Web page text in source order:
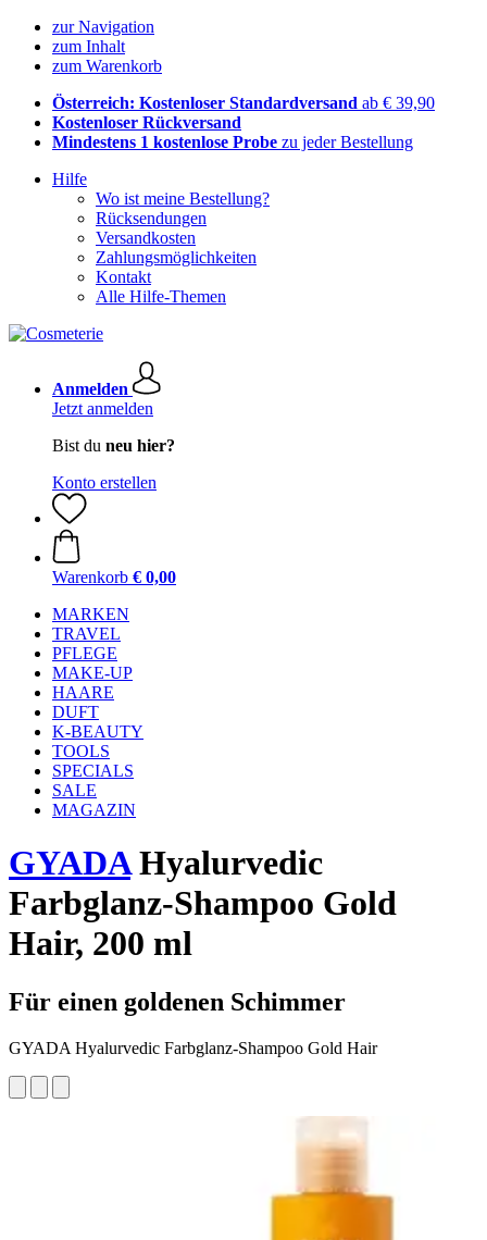
zur Navigation
zum Inhalt
zum Warenkorb
Österreich: Kostenloser Standardversand ab € 39,90
Kostenloser Rückversand
Mindestens 1 kostenlose Probe zu jeder Bestellung
Hilfe
Wo ist meine Bestellung?
Rücksendungen
Versandkosten
Zahlungsmöglichkeiten
Kontakt
Alle Hilfe-Themen
Anmelden
Jetzt anmelden
Bist du neu hier?
Konto erstellen
Warenkorb € 0,00
MARKEN
TRAVEL
PFLEGE
MAKE-UP
HAARE
DUFT
K-BEAUTY
TOOLS
SPECIALS
SALE
MAGAZIN
GYADAHyalurvedic
Farbglanz-Shampoo Gold
Hair, 200 ml
Für einen goldenen Schimmer
GYADA Hyalurvedic Farbglanz-Shampoo Gold Hair